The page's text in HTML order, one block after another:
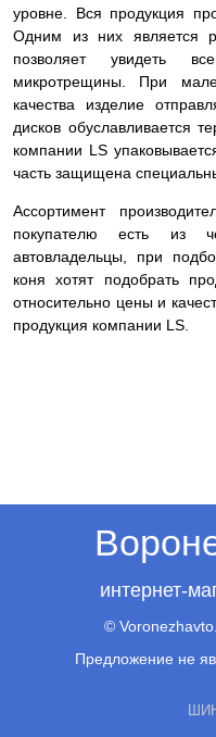
уровне. Вся продукция
Одним из них является
позволяет увидеть
микротрещины. При
качества изделие
дисков обуславливается
компании LS
часть защищена
Ассортимент
покупателю есть из
автовладельцы, при
коня хотят подобрать
относительно цены и
продукция компании LS.
интернет-
©
Предложение не